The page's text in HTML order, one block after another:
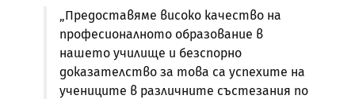
„Предоставяме високо качество на
професионалното образование в
нашето училище и безспорно
доказателство за това са успехите на
учениците в различните състезания по